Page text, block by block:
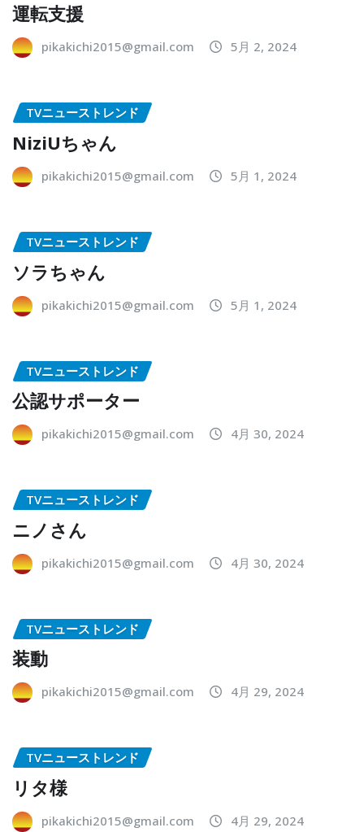
運転支援
pikakichi2015@gmail.com 5月 2, 2024
TVニューストレンド
NiziUちゃん
pikakichi2015@gmail.com 5月 1, 2024
TVニューストレンド
ソラちゃん
pikakichi2015@gmail.com 5月 1, 2024
TVニューストレンド
公認サポーター
pikakichi2015@gmail.com 4月 30, 2024
TVニューストレンド
ニノさん
pikakichi2015@gmail.com 4月 30, 2024
TVニューストレンド
装動
pikakichi2015@gmail.com 4月 29, 2024
TVニューストレンド
リタ様
pikakichi2015@gmail.com 4月 29, 2024